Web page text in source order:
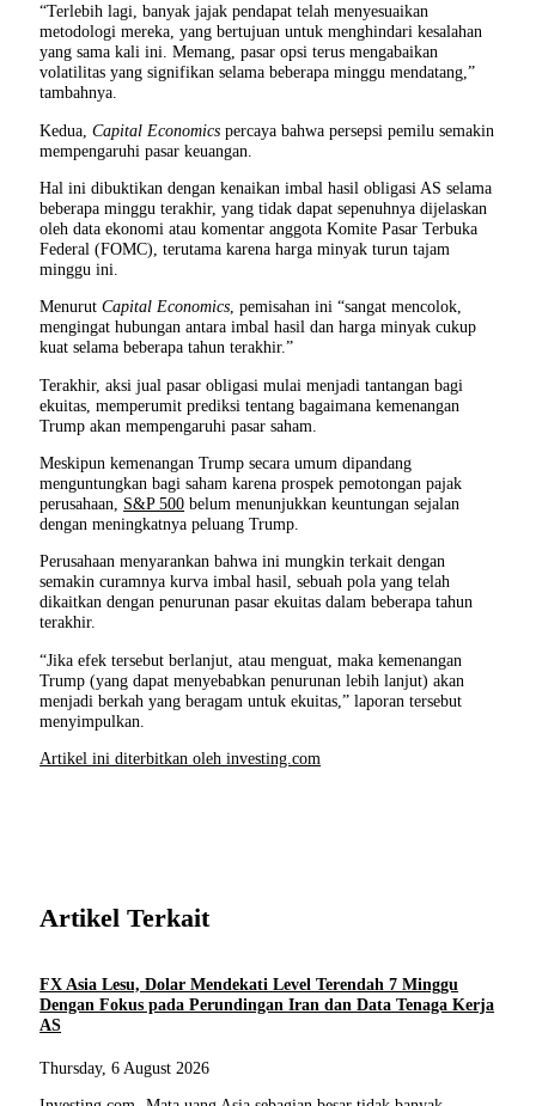
“Terlebih lagi, banyak jajak pendapat telah menyesuaikan
metodologi mereka, yang bertujuan untuk menghindari kesalahan
yang sama kali ini. Memang, pasar opsi terus mengabaikan
volatilitas yang signifikan selama beberapa minggu mendatang,”
tambahnya.
Kedua,Capital Economics percaya bahwa persepsi pemilu semakin
mempengaruhi pasar keuangan.
Hal ini dibuktikan dengan kenaikan imbal hasil obligasi AS selama
beberapa minggu terakhir, yang tidak dapat sepenuhnya dijelaskan
oleh data ekonomi atau komentar anggota Komite Pasar Terbuka
Federal (FOMC), terutama karena harga minyak turun tajam
minggu ini.
MenurutCapital Economics, pemisahan ini “sangat mencolok,
mengingat hubungan antara imbal hasil dan harga minyak cukup
kuat selama beberapa tahun terakhir.”
Terakhir, aksi jual pasar obligasi mulai menjadi tantangan bagi
ekuitas, memperumit prediksi tentang bagaimana kemenangan
Trump akan mempengaruhi pasar saham.
Meskipun kemenangan Trump secara umum dipandang
menguntungkan bagi saham karena prospek pemotongan pajak
perusahaan, S&P 500 belum menunjukkan keuntungan sejalan
dengan meningkatnya peluang Trump.
Perusahaan menyarankan bahwa ini mungkin terkait dengan
semakin curamnya kurva imbal hasil, sebuah pola yang telah
dikaitkan dengan penurunan pasar ekuitas dalam beberapa tahun
terakhir.
“Jika efek tersebut berlanjut, atau menguat, maka kemenangan
Trump (yang dapat menyebabkan penurunan lebih lanjut) akan
menjadi berkah yang beragam untuk ekuitas,” laporan tersebut
menyimpulkan.
Artikel ini diterbitkan oleh investing.com
Artikel Terkait
FX Asia Lesu, Dolar Mendekati Level Terendah 7 Minggu
Dengan Fokus pada Perundingan Iran dan Data Tenaga Kerja
AS
Thursday, 6 August 2026